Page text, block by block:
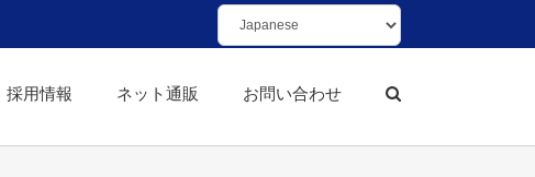
採用情報 ネット通販 お問い合わせ